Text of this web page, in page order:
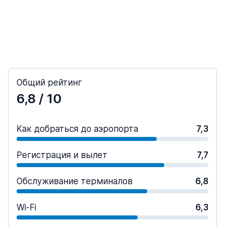
Общий рейтинг
6,8 / 10
Как добраться до аэропорта 7,3
Регистрация и вылет 7,7
Обслуживание терминалов 6,8
Wi-Fi 6,3